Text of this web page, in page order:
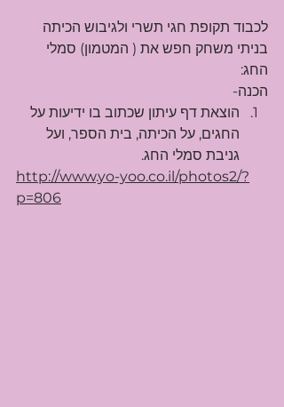
לכבוד תקופת חגי תשרי ולגיבוש הכיתה
בניתי משחק חפש את ( המטמון) סמלי
החג:
הכנה-
הוצאת דף עיתון שכתוב בו ידיעות על
החגים, על הכיתה, בית הספר, ועל
גניבת סמלי החג.
http://www.yo-yoo.co.il/photos2/?
p=806